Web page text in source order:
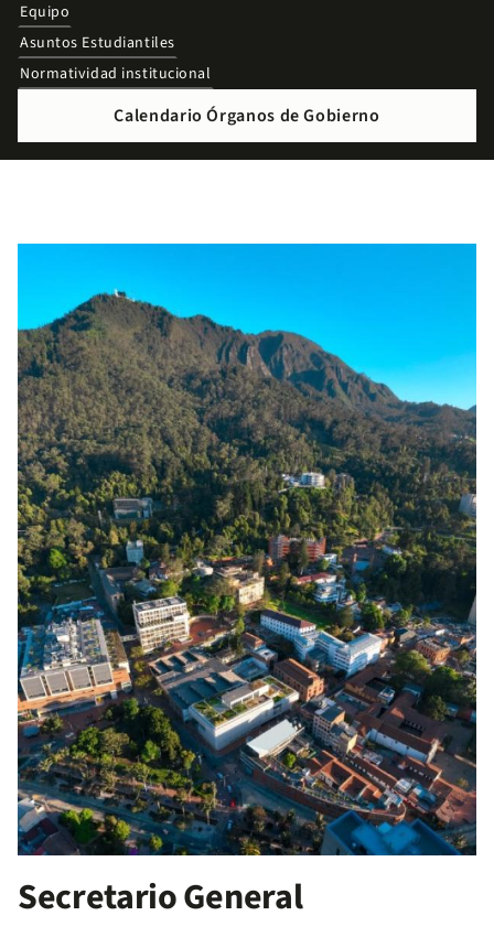
Equipo
Asuntos Estudiantiles
Normatividad institucional
Calendario Órganos de Gobierno
Secretario General